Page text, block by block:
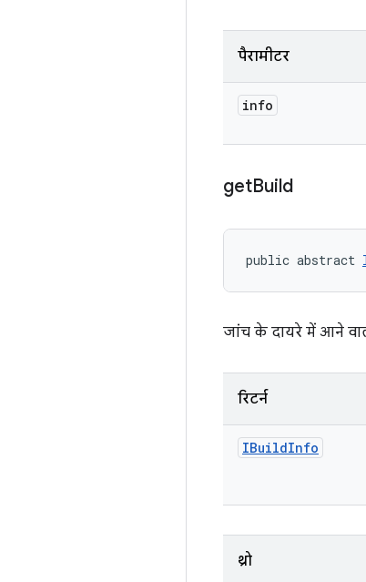
पैरामीटर
info
getBuild
public abstract
जांच के दायरे में आने
रिटर्न
IBuildInfo
थ्रो